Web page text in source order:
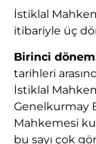
İstiklal
itibariyle üç
Birinci
tarihleri
İstiklal
Genelkurmay
Mahkemesi
bu sayı çok